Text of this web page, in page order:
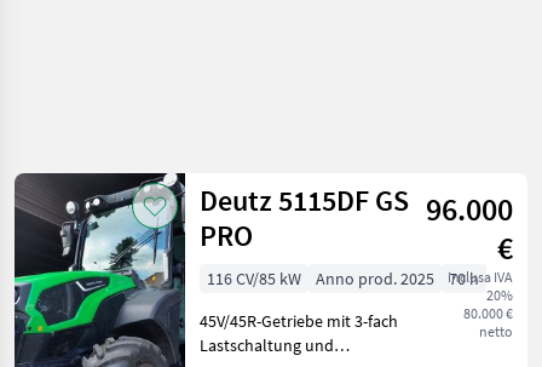
Deutz 5115DF GS
PRO
96.000
€
inclusa IVA
20%
80.000 €
netto
116 CV/85 kW Anno prod. 2025
70 h
45V/45R-Getriebe mit 3-fach
Lastschaltung und